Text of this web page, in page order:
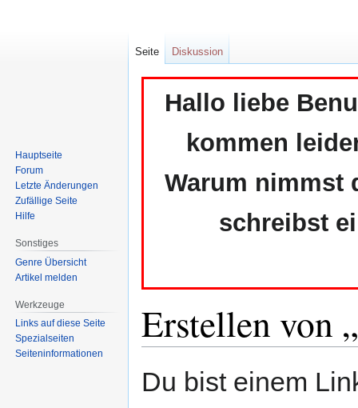
Hallo liebe
kommen
Warum nimmst
schreibst
Erstellen von
Navigation
Suche
Du bist einem
Seite Diskussion
Hauptseite
Forum
Letzte Änderungen
Zufällige Seite
Hilfe
Sonstiges
Genre Übersicht
Artikel melden
Werkzeuge
Links auf diese Seite
Spezialseiten
Seiten­informationen